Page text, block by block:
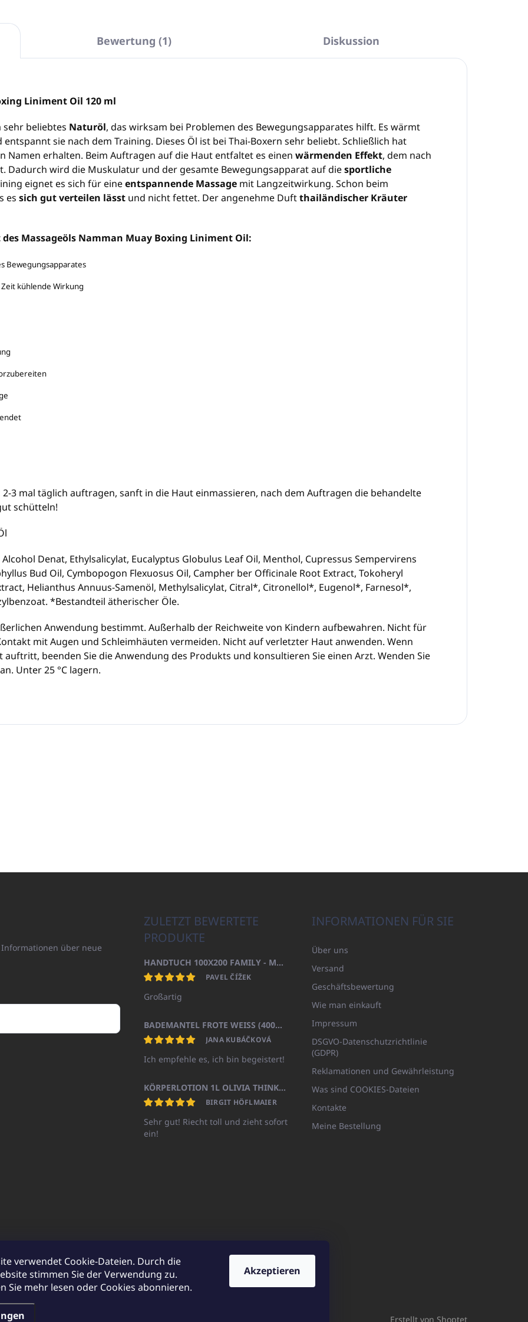
verwendet Cookie-Dateien. Durch die
stimmen Sie der Verwendung zu.
Sie mehr lesen oder Cookies abonnieren.
Akzeptieren
Bewertung (1) Diskussion
Liniment Oil 120 ml
sehr beliebtes Naturöl, das wirksam bei Problemen des Bewegungsapparates hilft. Es wärmt
sie nach dem Training. Dieses Öl ist bei Thai-Boxern sehr beliebt. Schließlich hat
Namen erhalten. Beim Auftragen auf die Haut entfaltet es einen wärmenden Effekt, dem nach
Dadurch wird die Muskulatur und der gesamte Bewegungsapparat auf diesportliche
eignet es sich für eineentspannende Massage mit Langzeitwirkung. Schon beim
es sich gut verteilen lässt und nicht fettet. Der angenehme Duftthailändischer Kräuter
Massageöls Namman Muay Boxing Liniment Oil:
Bewegungsapparates
kühlende Wirkung
2-3 mal täglich auftragen, sanft in die Haut einmassieren, nach dem Auftragen die behandelte
schütteln!
Denat, Ethylsalicylat, Eucalyptus Globulus Leaf Oil, Menthol, Cupressus Sempervirens
Bud Oil, Cymbopogon Flexuosus Oil, Campher ber Officinale Root Extract, Tokoheryl
Helianthus Annuus-Samenöl, Methylsalicylat, Citral*, Citronellol*, Eugenol*, Farnesol*,
*Bestandteil ätherischer Öle.
Anwendung bestimmt. Außerhalb der Reichweite von Kindern aufbewahren. Nicht für
mit Augen und Schleimhäuten vermeiden. Nicht auf verletzter Haut anwenden. Wenn
beenden Sie die Anwendung des Produkts und konsultieren Sie einen Arzt. Wenden Sie
Unter 25 °C lagern.
über neue
ZULETZT BEWERTETE
PRODUKTE
HANDTUCH 100X200 FAMILY - MARINEBLAU (480GR)
PAVEL ČÍŽEK
Großartig
BADEMANTEL FROTE WEISS (400GR)
JANA KUBÁČKOVÁ
Ich empfehle es, ich bin begeistert!
KÖRPERLOTION 1L OLIVIA THINKS (NACHFÜLLBARE VERPACKUNG)
BIRGIT HÖFLMAIER
Sehr gut! Riecht toll und zieht sofort
ein!
INFORMATIONEN FÜR SIE
Über uns
Versand
Geschäftsbewertung
Wie man einkauft
Impressum
DSGVO-Datenschutzrichtlinie
(GDPR)
Reklamationen und Gewährleistung
Was sind COOKIES-Dateien
Kontakte
Meine Bestellung
UNICATO.at UNICATO.hu UNICATOshop.de
Erstellt von Shoptet